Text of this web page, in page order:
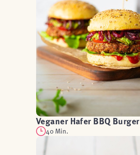
Veganer Hafer BBQ Burger
40 Min.